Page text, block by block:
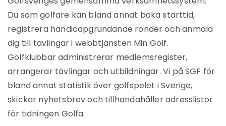
Du som golfare kan bland annat boka starttid,
registrera handicapgrundande ronder och anmäla
dig till tävlingar i webbtjänsten Min Golf.
Golfklubbar administrerar medlemsregister,
arrangerar tävlingar och utbildningar. Vi på SGF för
bland annat statistik över golfspelet i Sverige,
skickar nyhetsbrev och tillhandahåller adresslistor
för tidningen Golfa.